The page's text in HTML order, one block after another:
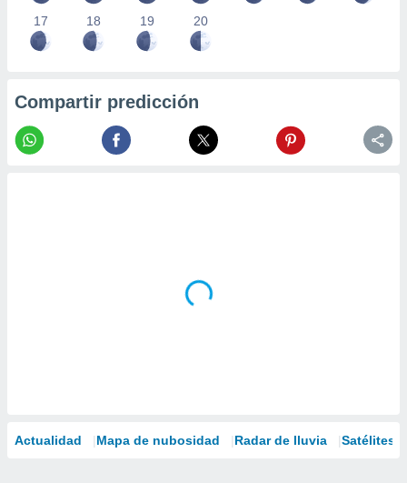
17 18 19 20
Compartir predicción
Actualidad Mapa de nubosidad Radar de lluvia Satélites